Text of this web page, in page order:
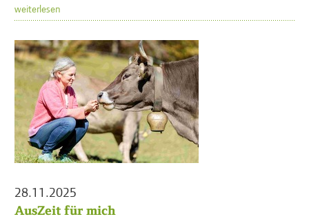
weiterlesen
28.11.2025
AusZeit für mich